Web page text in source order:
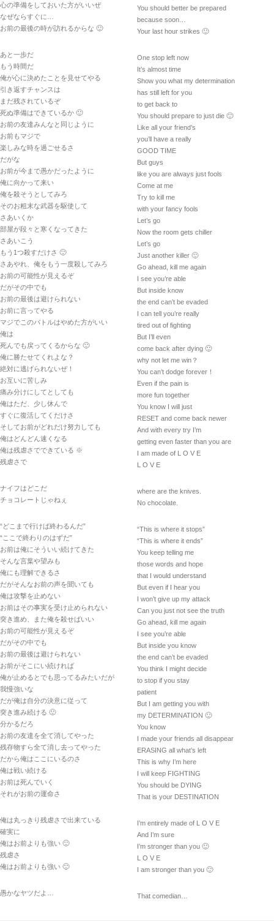
心の準備をしておいた方がいいぜ
なぜならすぐに…
お前の最後の時が訪れるからな 🙂
あと一歩だ
もう時間だ
俺が心に決めたことを見せてやる
引き返すチャンスは
まだ残されているぞ
死ぬ準備はできているか 🙂
お前の友達みんなと同じように
お前もマジで
楽しみな時を過ごせるさ
だがな
お前が今まで愚かだったように
俺に向かって来い
俺を殺そうとしてみろ
そのお粗末な武器を駆使して
さあいくか
部屋が段々と寒くなってきた
さあいこう
もう1つ殺すだけさ 🙂
さあやれ、俺をもう一度殺してみろ
お前の可能性が見えるぞ
だがその中でも
お前の最後は避けられない
お前に言ってやる
マジでこのバトルはやめた方がいい
俺は
死んでも戻ってくるからな 🙂
俺に勝たせてくれよな？
絶対に逃げられないぜ！
お互いに苦しみ
痛み分けにしてとしても
俺はただ、少し休んで
すぐに復活してくだけさ
そしてお前がどれだけ努力しても
俺はどんどん速くなる
俺は残虐さでできている ※
残虐さで
ナイフはどこだ
チョコレートじゃねぇ
“どこまで行けば終わるんだ”
“ここで終わりのはずだ”
お前は俺にそういい続けてきた
そんな言葉や望みも
俺にも理解できるさ
だがそんなお前の声を聞いても
俺は攻撃を止めない
お前はその事実を受け止められない
突き進め、また俺を殺せばいい
お前の可能性が見えるぞ
だがその中でも
お前の最後は避けられない
お前がそこにい続ければ
俺が止めるとでも思ってるみたいだが
我慢強いな
だが俺は自分の決意に従って
突き進み続ける 🙂
分かるだろ
お前の友達を全て消してやった
残存物すら全て消し去ってやった
だから俺はここにいるのさ
俺は戦い続ける
お前は死んでいく
それがお前の運命さ
俺は丸っきり残虐さで出来ている
確実に
俺はお前よりも強い 🙂
残虐さ
俺はお前よりも強い 🙂
愚かなヤツだよ…
You should better be prepared
because soon…
Your last hour strikes 🙂
One stop left now
It’s almost time
Show you what my determination
has still left for you
to get back to
You should prepare to just die 🙂
Like all your friend’s
you’ll have a really
GOOD TIME
But guys
like you are always just fools
Come at me
Try to kill me
with your fancy fools
Let’s go
Now the room gets chiller
Let’s go
Just another killer 🙂
Go ahead, kill me again
I see you’re able
But inside know
the end can’t be evaded
I can tell you’re really
tired out of fighting
But I’ll even
come back after dying 🙂
why not let me win？
You can’t dodge forever！
Even if the pain is
more fun together
You know I will just
RESET and come back newer
And with every try I’m
getting even faster than you are
I am made of L O V E
L O V E
where are the knives.
No chocolate.
“This is where it stops”
“This is where it ends”
You keep telling me
those words and hope
that I would understand
But even if I hear you
I won’t give up my attack
Can you just not see the truth
Go ahead, kill me again
I see you’re able
But inside you know
the end can’t be evaded
You think I might decide
to stop if you stay
patient
But I am getting you with
my DETERMINATION 🙂
You know
I made your friends all disappear
ERASING all what’s left
This is why I’m here
I will keep FIGHTING
You should be DYING
That is your DESTINATION
I’m entirely made of L O V E
And I’m sure
I’m stronger than you 🙂
L O V E
I am stronger than you 🙂
That comedian…